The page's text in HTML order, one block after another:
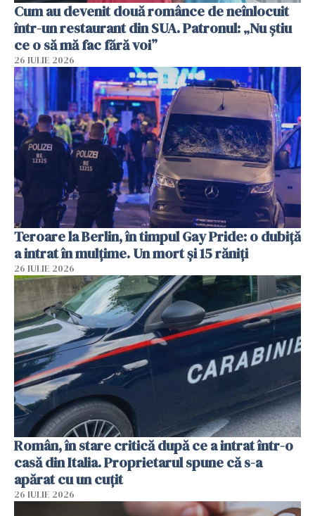
Cum au devenit două românce de neînlocuit
într-un restaurant din SUA. Patronul: „Nu știu
ce o să mă fac fără voi”
26 IULIE 2026
Teroare la Berlin, în timpul Gay Pride: o dubiță
a intrat în mulțime. Un mort și 15 răniți
26 IULIE 2026
Român, în stare critică după ce a intrat într-o
casă din Italia. Proprietarul spune că s-a
apărat cu un cuțit
26 IULIE 2026